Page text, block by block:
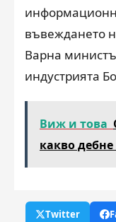
въвеждането
Варна
индустрията
Виж и това
какво
Twitter